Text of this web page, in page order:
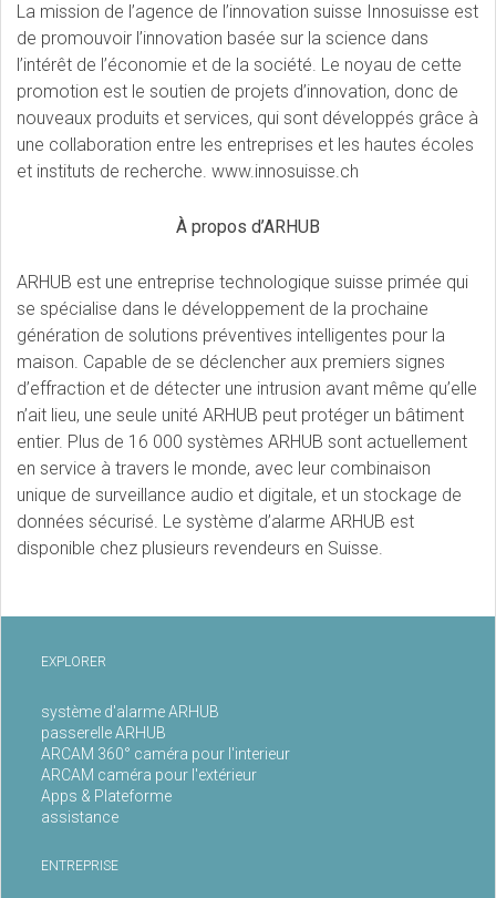
La mission de l’agence de l’innovation suisse Innosuisse est
de promouvoir l’innovation basée sur la science dans
l’intérêt de l’économie et de la société. Le noyau de cette
promotion est le soutien de projets d’innovation, donc de
nouveaux produits et services, qui sont développés grâce à
une collaboration entre les entreprises et les hautes écoles
et instituts de recherche. www.innosuisse.ch
À propos d’ARHUB
ARHUB est une entreprise technologique suisse primée qui
se spécialise dans le développement de la prochaine
génération de solutions préventives intelligentes pour la
maison. Capable de se déclencher aux premiers signes
d’effraction et de détecter une intrusion avant même qu’elle
n’ait lieu, une seule unité ARHUB peut protéger un bâtiment
entier. Plus de 16 000 systèmes ARHUB sont actuellement
en service à travers le monde, avec leur combinaison
unique de surveillance audio et digitale, et un stockage de
données sécurisé. Le système d’alarme ARHUB est
disponible chez plusieurs revendeurs en Suisse.
EXPLORER
système d'alarme ARHUB
passerelle ARHUB
ARCAM 360° caméra pour l'interieur
ARCAM caméra pour l'extérieur
Apps & Plateforme
assistance
ENTREPRISE